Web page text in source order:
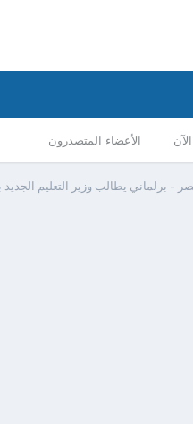
الأعضاء المتصدرون
- برلماني يطالب وزير التعليم